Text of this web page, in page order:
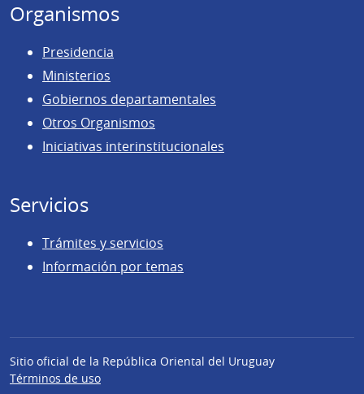
Organismos
Presidencia
Ministerios
Gobiernos departamentales
Otros Organismos
Iniciativas interinstitucionales
Servicios
Trámites y servicios
Información por temas
Sitio oficial de la República Oriental del Uruguay
Términos de uso